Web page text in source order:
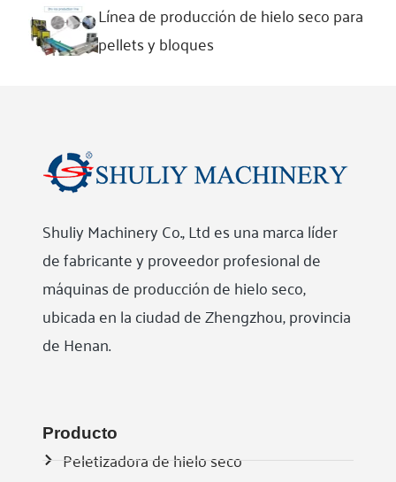
Línea de producción de hielo seco para
pellets y bloques
Shuliy Machinery Co., Ltd es una marca líder
de fabricante y proveedor profesional de
máquinas de producción de hielo seco,
ubicada en la ciudad de Zhengzhou, provincia
de Henan.
Producto
Peletizadora de hielo seco